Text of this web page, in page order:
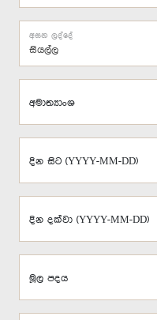
සියල්ල
අසන ලද්දේ
අමාත්‍යාංශ
දින සිට (YYYY-MM-DD)
දින දක්වා (YYYY-MM-DD)
මූල පදය